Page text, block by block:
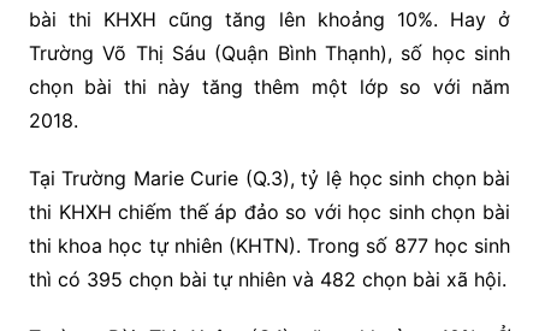
bài thi KHXH cũng tăng lên khoảng 10%. Hay ở
Trường Võ Thị Sáu (Quận Bình Thạnh), số học sinh
chọn bài thi này tăng thêm một lớp so với năm
2018.
Tại Trường Marie Curie (Q.3), tỷ lệ học sinh chọn bài
thi KHXH chiếm thế áp đảo so với học sinh chọn bài
thi khoa học tự nhiên (KHTN). Trong số 877 học sinh
thì có 395 chọn bài tự nhiên và 482 chọn bài xã hội.